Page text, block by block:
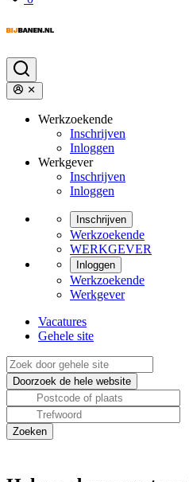
Werkzoekende
Inschrijven
Inloggen
Werkgever
Inschrijven
Inloggen
Inschrijven
Werkzoekende
WERKGEVER
Inloggen
Werkzoekende
Werkgever
Vacatures
Gehele site